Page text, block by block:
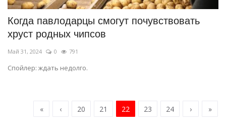
Когда павлодарцы смогут почувствовать
хруст родных чипсов
Май 31, 2024 0 791
Спойлер: ждать недолго.
« ‹ 20 21 22 23 24 › »